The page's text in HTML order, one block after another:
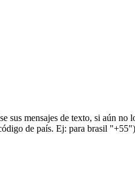
sus mensajes de texto, si aún
de país. Ej: para brasil "+55")